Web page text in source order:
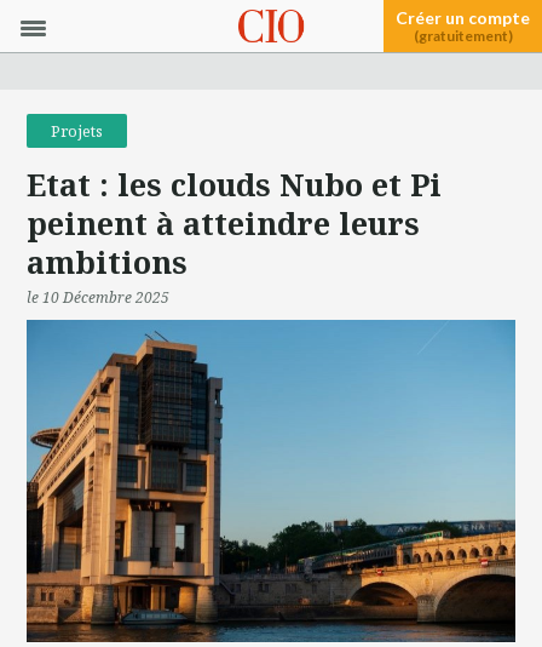
Créer un compte
(gratuitement)
Projets
Etat : les clouds Nubo et Pi
peinent à atteindre leurs
ambitions
le 10 Décembre 2025